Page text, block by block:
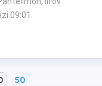
09:01
50